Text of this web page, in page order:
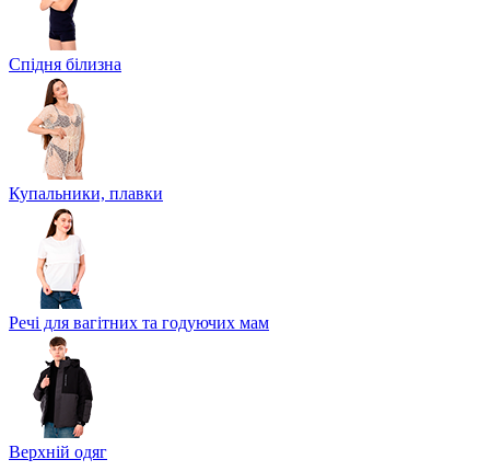
Спідня білизна
Купальники, плавки
Речі для вагітних та годуючих мам
Верхній одяг